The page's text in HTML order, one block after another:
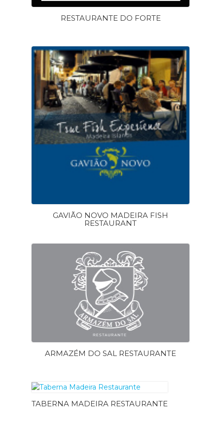
RESTAURANTE DO FORTE
GAVIÃO NOVO MADEIRA FISH
RESTAURANT
ARMAZÉM DO SAL RESTAURANTE
TABERNA MADEIRA RESTAURANTE